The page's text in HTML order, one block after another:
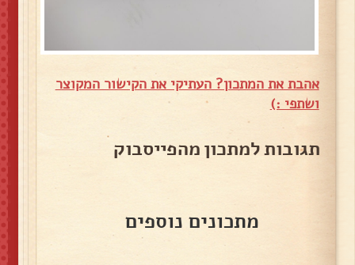
אהבת את המתכון? העתיקי את הקישור המקוצר
ושתפי :)
תגובות למתכון מהפייסבוק
מתכונים נוספים